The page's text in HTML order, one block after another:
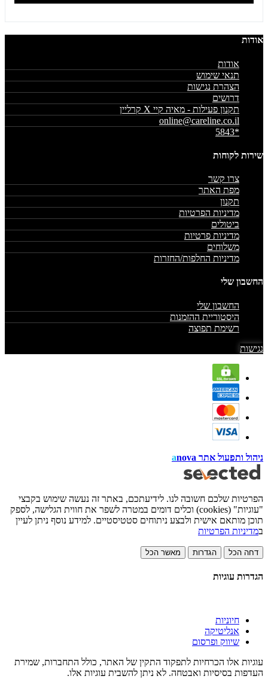
אודות
אודות
תנאי שימוש
הצהרת נגישות
דרושים
תקנון פעילות - מאיה קיי X קרליין
online@careline.co.il
*5843
שירות לקוחות
צרו קשר
מפת האתר
תקנון
מדיניות הפרטיות
ביטולים
מדיניות פרטיות
משלוחים
מדיניות החלפות/החזרות
החשבון שלי
החשבון שלי
היסטוריית ההזמנות
רשימת תפוצה
נגישות
ניהול ותפעול אתר anova
הפרטיות שלכם חשובה לנו. לידיעתכם, באתר זה נעשה שימוש בקבצי
"עוגיות" (cookies) וכלים דומים במטרה לשפר את חווית הגלישה, לספק
תוכן מותאם אישית ולבצע ניתוחים סטטיסטיים. למידע נוסף ניתן לעיין
במדיניות הפרטיות
דחה הכל הגדרות מאשר הכל
הגדרות עוגיות
חיוניות
אנליטיקה
שיווק ופרסום
עוגיות אלו הכרחיות לתפקוד התקין של האתר, כולל התחברות, שמירת
העדפות בסיסיות ואבטחה. לא ניתן להשבית עוגיות אלו.